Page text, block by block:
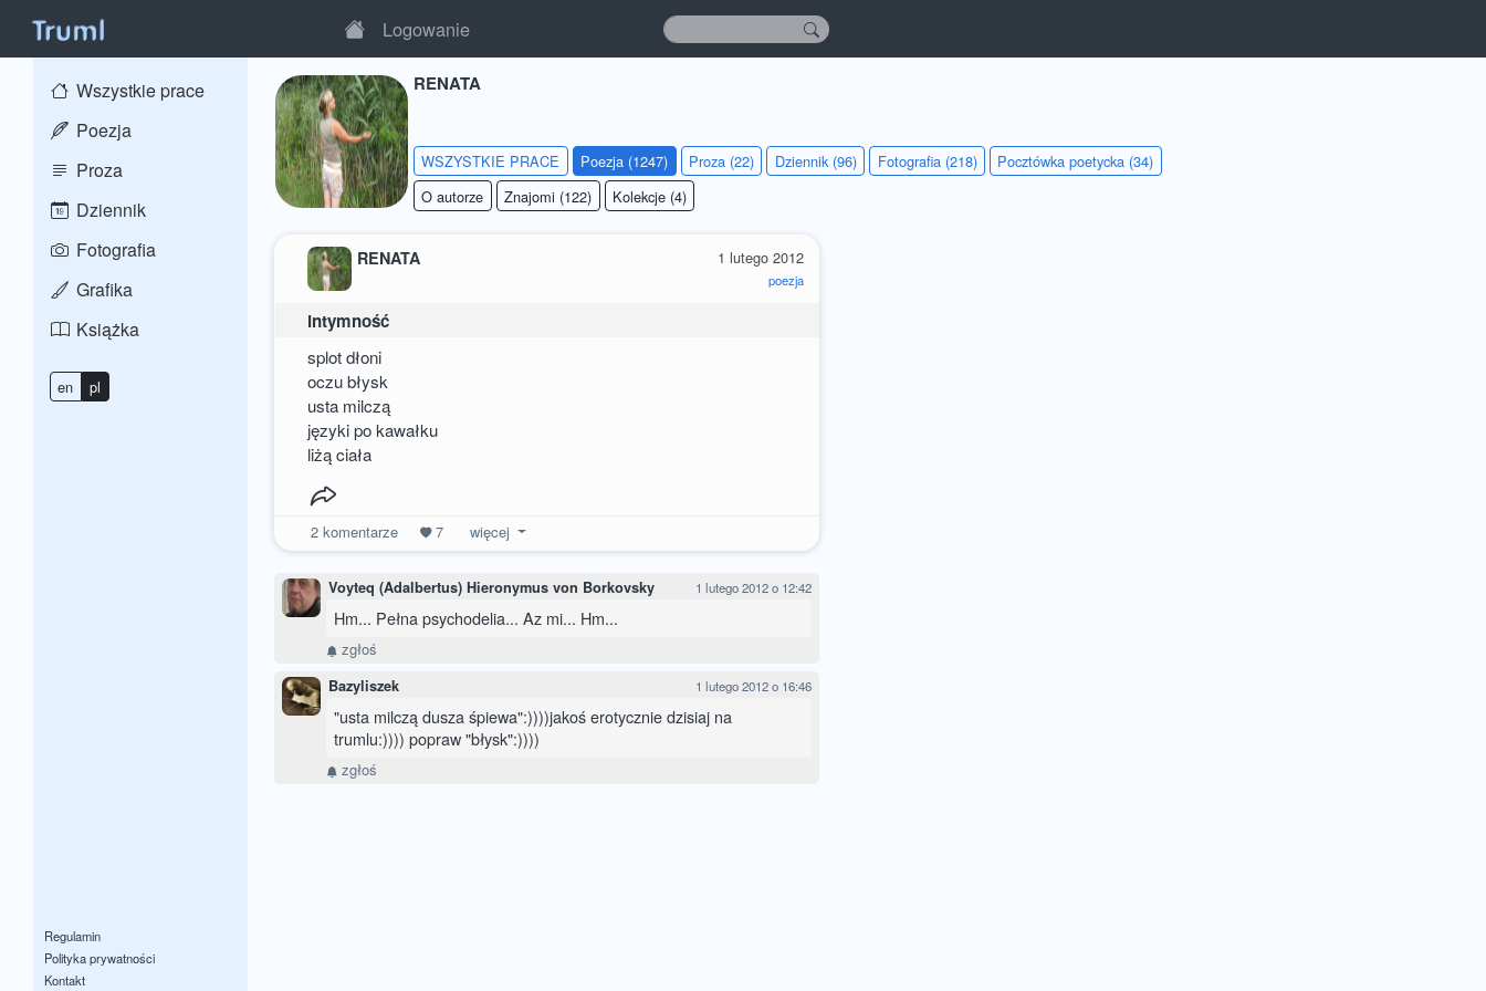
Logowanie
Wszystkie prace
Poezja
Proza
Dziennik
Fotografia
Grafika
Książka
en pl
Regulamin
Polityka prywatności
Kontakt
RENATA
WSZYSTKIE PRACE Poezja (1247) Proza (22) Dziennik (96) Fotografia (218)
Pocztówka poetycka (34)
O autorze
Znajomi (122) Kolekcje (4)
1 lutego 2012
poezja
RENATA
intymność
splot dłoni
oczu błysk
usta milczą
języki po kawałku
liżą ciała
2komentarze 7 więcej
Voyteq (Adalbertus) Hieronymus von Borkovsky 1 lutego 2012 o 12:42
Hm... Pełna psychodelia... Az mi... Hm...
zgłoś
Bazyliszek 1 lutego 2012 o 16:46
"usta milczą dusza śpiewa":))))jakoś erotycznie dzisiaj na
trumlu:)))) popraw "błysk":))))
zgłoś